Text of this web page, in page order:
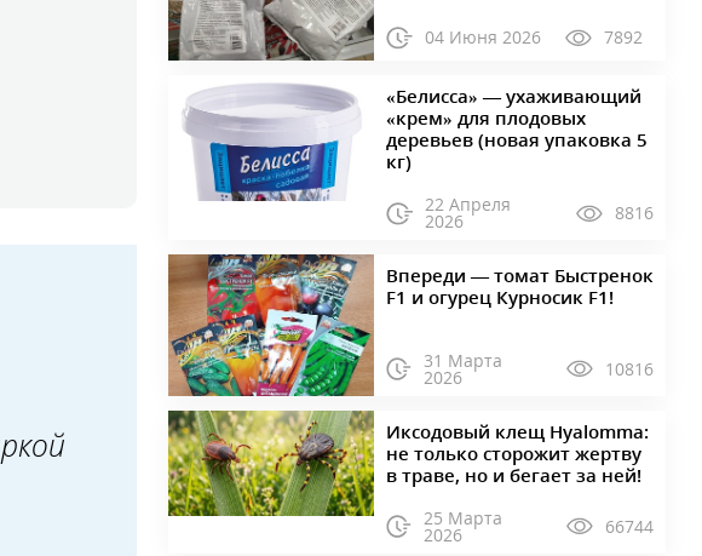
04 Июня 2026 7892
«Белисса» — ухаживающий
«крем» для плодовых
деревьев (новая упаковка 5
кг)
22 Апреля
2026 8816
Впереди — томат Быстренок
F1 и огурец Курносик F1!
31 Марта
2026 10816
Иксодовый клещ Hyalomma:
не только сторожит жертву
в траве, но и бегает за ней!
25 Марта
2026 66744